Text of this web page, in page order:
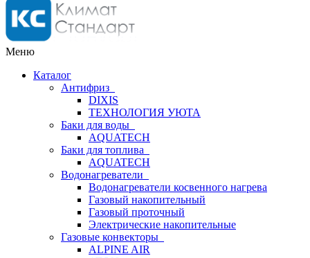
Меню
Каталог
Антифриз
DIXIS
ТЕХНОЛОГИЯ УЮТА
Баки для воды
AQUATECH
Баки для топлива
AQUATECH
Водонагреватели
Водонагреватели косвенного нагрева
Газовый накопительный
Газовый проточный
Электрические накопительные
Газовые конвекторы
ALPINE AIR